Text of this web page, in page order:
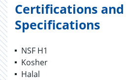
Certifications and
Specifications
NSF H1
Kosher
Halal